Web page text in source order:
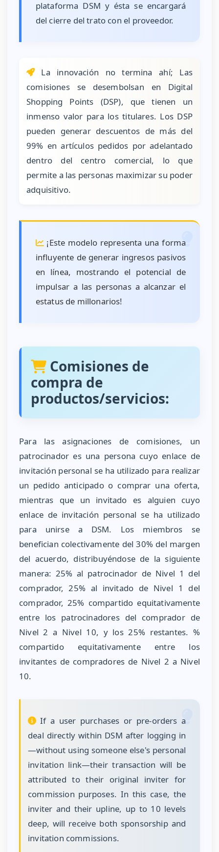
plataforma DSM y ésta se encargará
del cierre del trato con el proveedor.
La innovación no termina ahí; Las
comisiones se desembolsan en Digital
Shopping Points (DSP), que tienen un
inmenso valor para los titulares. Los DSP
pueden generar descuentos de más del
99% en artículos pedidos por adelantado
dentro del centro comercial, lo que
permite a las personas maximizar su poder
adquisitivo.
¡Este modelo representa una forma
influyente de generar ingresos pasivos
en línea, mostrando el potencial de
impulsar a las personas a alcanzar el
estatus de millonarios!
Comisiones de
compra de
productos/servicios:
Para las asignaciones de comisiones, un
patrocinador es una persona cuyo enlace de
invitación personal se ha utilizado para realizar
un pedido anticipado o comprar una oferta,
mientras que un invitado es alguien cuyo
enlace de invitación personal se ha utilizado
para unirse a DSM. Los miembros se
benefician colectivamente del 30% del margen
del acuerdo, distribuyéndose de la siguiente
manera: 25% al patrocinador de Nivel 1 del
comprador, 25% al invitado de Nivel 1 del
comprador, 25% compartido equitativamente
entre los patrocinadores del comprador de
Nivel 2 a Nivel 10, y los 25% restantes. %
compartido equitativamente entre los
invitantes de compradores de Nivel 2 a Nivel
10.
If a user purchases or pre-orders a
deal directly within DSM after logging in
—without using someone else's personal
invitation link—their transaction will be
attributed to their original inviter for
commission purposes. In this case, the
inviter and their upline, up to 10 levels
deep, will receive both sponsorship and
invitation commissions.